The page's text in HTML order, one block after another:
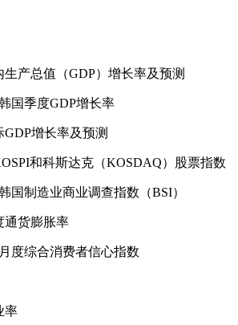
生产总值（GDP）增长率及预测
国季度GDP增长率
GDP增长率及预测
和科斯达克（KOSDAQ）股票指数
国制造业商业调查指数（BSI）
通货膨胀率
度综合消费者信心指数
率